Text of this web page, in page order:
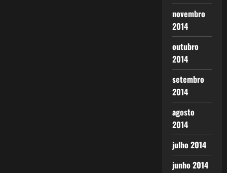
novembro
2014
outubro
2014
setembro
2014
agosto
2014
julho 2014
junho 2014